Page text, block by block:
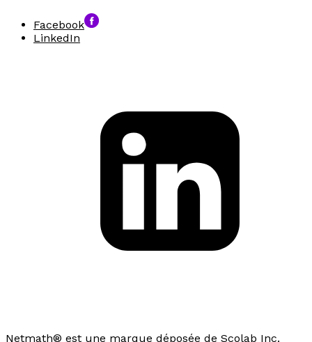
Facebook
LinkedIn
Netmath® est une marque déposée de Scolab Inc.